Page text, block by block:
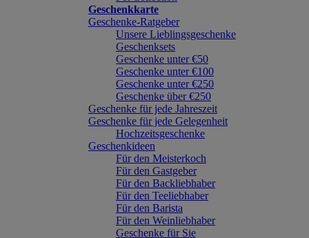
Geschenkkarte
Geschenke-Ratgeber
Unsere Lieblingsgeschenke
Geschenksets
Geschenke unter €50
Geschenke unter €100
Geschenke unter €250
Geschenke über €250
Geschenke für jede Jahreszeit
Geschenke für jede Gelegenheit
Hochzeitsgeschenke
Geschenkideen
Für den Meisterkoch
Für den Gastgeber
Für den Backliebhaber
Für den Teeliebhaber
Für den Barista
Für den Weinliebhaber
Geschenke für Sie